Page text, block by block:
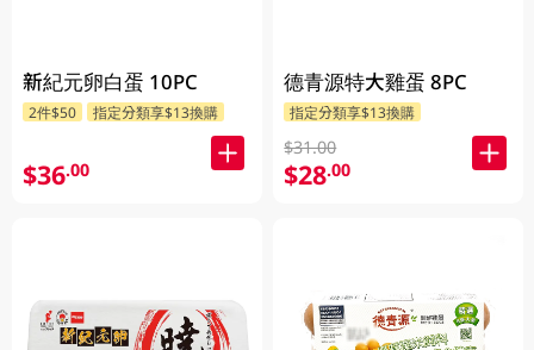
新紀元卵白蛋 10PC
2件$50 指定分類享$13換購
$36.00
德青源特大雞蛋 8PC
指定分類享$13換購
$31.00
$28.00